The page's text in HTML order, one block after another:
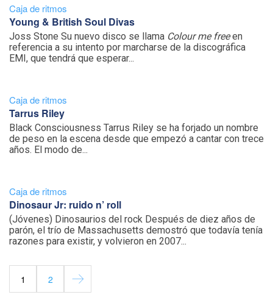
Caja de ritmos
Young & British Soul Divas
Joss Stone Su nuevo disco se llama Colour me freeen
referencia a su intento por marcharse de la discográfica
EMI, que tendrá que esperar...
Caja de ritmos
Tarrus Riley
Black Consciousness Tarrus Riley se ha forjado un nombre
de peso en la escena desde que empezó a cantar con trece
años. El modo de...
Caja de ritmos
Dinosaur Jr: ruido n’ roll
(Jóvenes) Dinosaurios del rock Después de diez años de
parón, el trío de Massachusetts demostró que todavía tenía
razones para existir, y volvieron en 2007...
1 2